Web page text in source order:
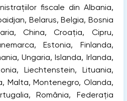
fiscale din Albania,
Belarus, Belgia, Bosnia
China, Croaţia, Cipru,
Estonia, Finlanda,
Ungaria, Islanda, Irlanda,
Liechtenstein, Lituania,
Malta, Montenegro, Olanda,
România, Federaţia